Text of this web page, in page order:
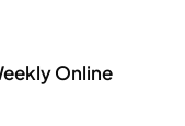
Online